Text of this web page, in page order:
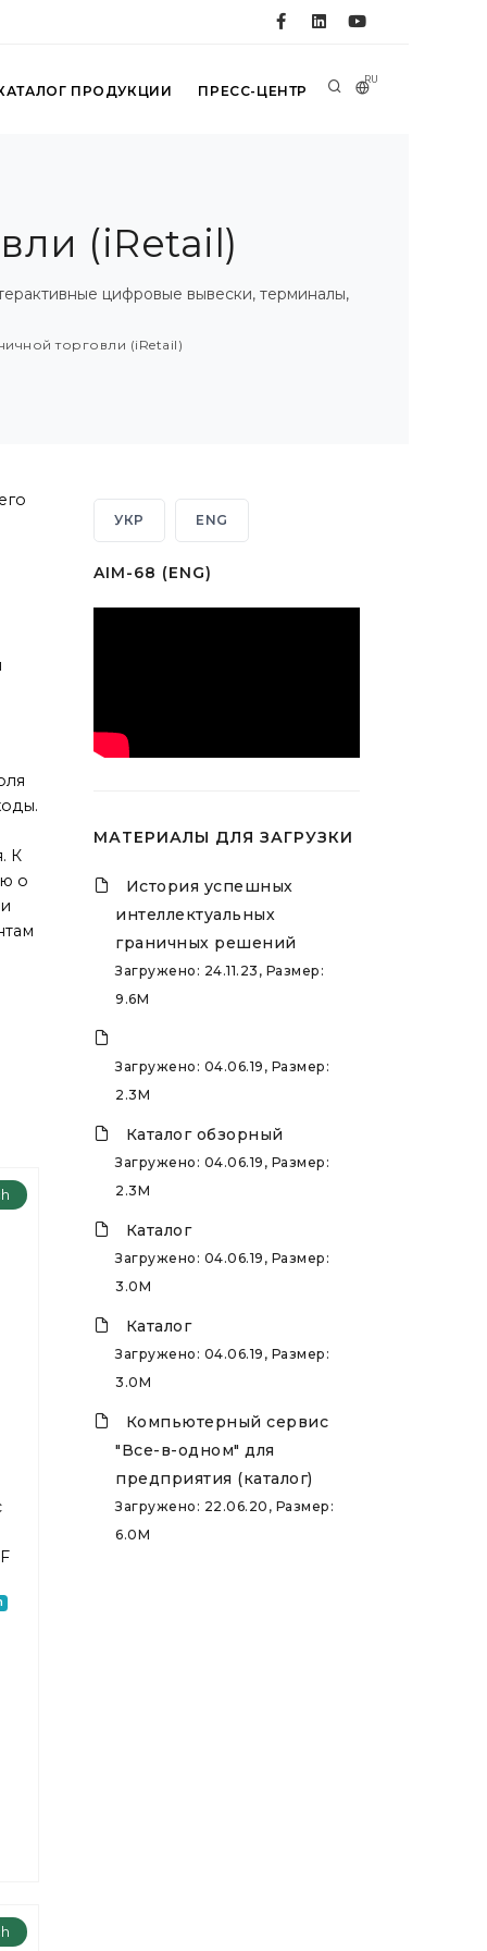
RU
ПРОДУКЦИИ ПРЕСС-ЦЕНТР
(iRetail)
цифровые вывески, терминалы,
торговли (iRetail)
К
о
УКР ENG
AIM-68 (ENG)
МАТЕРИАЛЫ ДЛЯ ЗАГРУЗКИ
История успешных
интеллектуальных
граничных решений
Загружено: 24.11.23, Размер:
9.6M
Загружено: 04.06.19, Размер:
2.3M
Каталог обзорный
Загружено: 04.06.19, Размер:
2.3M
Каталог
Загружено: 04.06.19, Размер:
3.0M
Каталог
Загружено: 04.06.19, Размер:
3.0M
Компьютерный сервис
"Все-в-одном" для
предприятия (каталог)
Загружено: 22.06.20, Размер:
6.0M